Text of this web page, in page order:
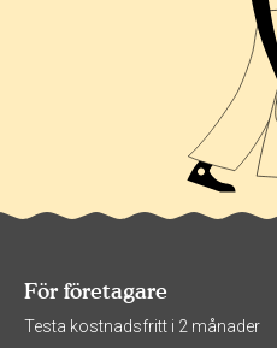
För företagare
Testa kostnadsfritt i 2 månader